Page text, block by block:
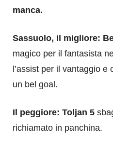
manca.
Sassuolo, il migliore:
magico per il fantasista
l’assist per il vantaggio
un bel goal.
Il peggiore: Toljan 5
richiamato in panchina.